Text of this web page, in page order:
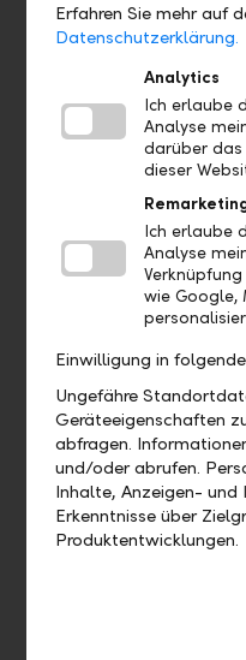
General Management
Would you like to get to
holistic way and
and interests? Then our
programme is the right
Relationship
Erfahren Sie mehr auf
Datenschutzerklärung.
Analytics
Ich erlaube
Analyse
darüber
dieser
Ich erlaube
Analyse
wie Google,
Einwilligung in
Ungefähre
Geräteeigenschaften
abfragen.
und/oder abrufen.
Inhalte, Anzeigen- und
Erkenntnisse über
Produktentwicklungen.